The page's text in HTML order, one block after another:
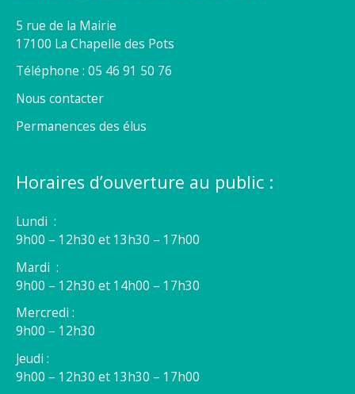
5 rue de la Mairie
17100 La Chapelle des Pots
Téléphone : 05 46 91 50 76
Nous contacter
Permanences des élus
Horaires d’ouverture au public :
Lundi :
9h00 – 12h30 et 13h30 – 17h00
Mardi :
9h00 – 12h30 et 14h00 – 17h30
Mercredi :
9h00 – 12h30
Jeudi :
9h00 – 12h30 et 13h30 – 17h00